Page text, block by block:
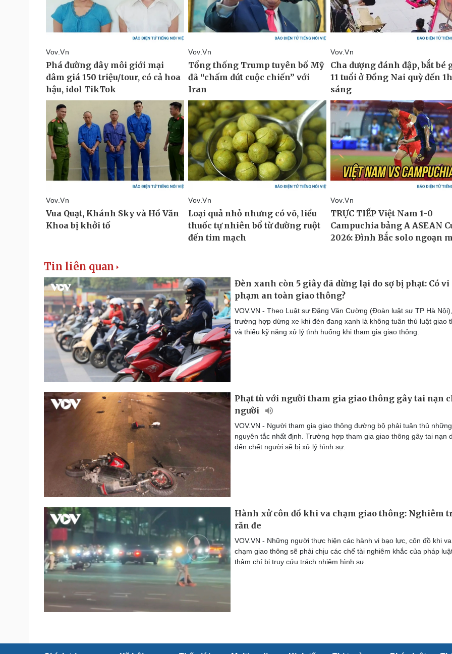
Tin liên quan
Đèn xanh còn 5 giây đã dừng lại do sợ bị phạt: Có vi
phạm an toàn giao thông?
VOV.VN - Theo Luật sư Đặng Văn Cường (Đoàn luật sư TP Hà
trường hợp dừng xe khi đèn đang xanh là không tuân thủ luật giao
và thiếu kỹ năng xử lý tình huống khi tham gia giao thông.
Phạt tù với người tham gia giao thông gây tai nạn
người
VOV.VN - Người tham gia giao thông đường bộ phải tuân thủ những
nguyên tắc nhất định. Trường hợp tham gia giao thông gây tai nạn
đến chết người sẽ bị xử lý hình sự.
Hành xử côn đồ khi va chạm giao thông: Nghiêm
răn đe
VOV.VN - Những người thực hiện các hành vi bạo lực, côn đồ khi va
chạm giao thông sẽ phải chịu các chế tài nghiêm khắc của pháp
thậm chí bị truy cứu trách nhiệm hình sự.